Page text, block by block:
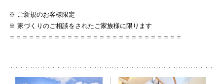
※ ご新規のお客様限定
※ 家づくりのご相談をされたご家族様に限ります
＝＝＝＝＝＝＝＝＝＝＝＝＝＝＝＝＝＝＝＝＝＝＝＝＝＝＝